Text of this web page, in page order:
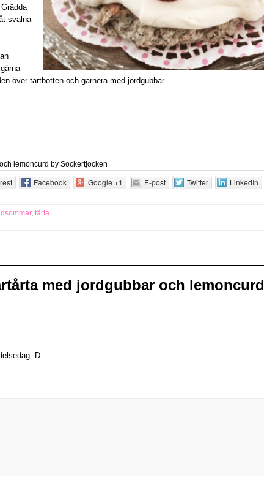
svalna
över tårtbotten och garnera med jordgubbar.
lemoncurd by Sockertjocken
Facebook Google +1 E-post Twitter LinkedIn
, tärta
med jordgubbar och lemoncurd
:D